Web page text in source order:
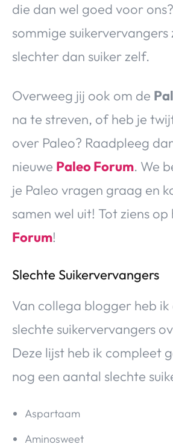
die dan wel goed voor
sommige suikervervangers
slechter dan suiker zelf.
Overweeg jij ook om de
na te streven, of heb je
over Paleo? Raadpleeg
nieuwe Paleo Forum. We
je Paleo vragen graag en
samen wel uit! Tot ziens op
Forum!
Slechte Suikervervangers
Van collega blogger heb
slechte suikervervangers
Deze lijst heb ik compleet
nog een aantal slechte
Aspartaam
Aminosweet